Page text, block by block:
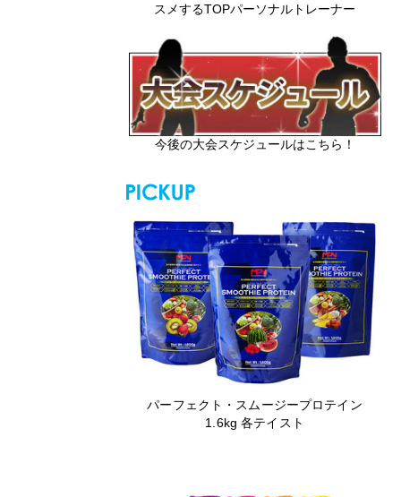
スメするTOPパーソナルトレーナー
今後の大会スケジュールはこちら！
パーフェクト・スムージープロテイン
1.6kg 各テイスト